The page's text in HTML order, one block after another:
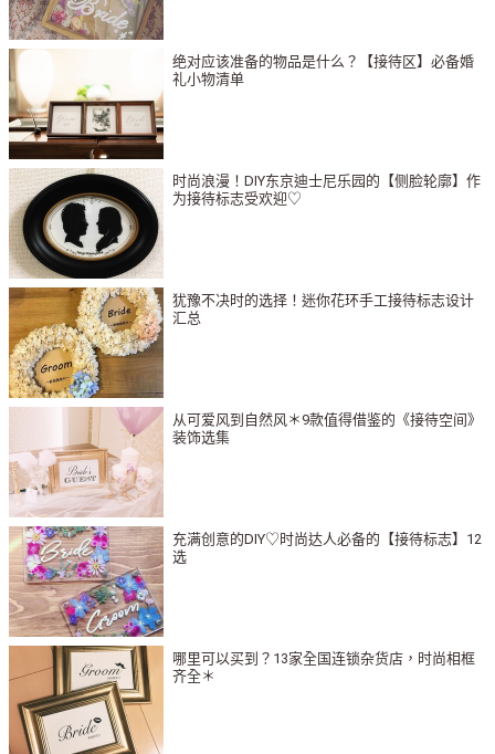
绝对应该准备的物品是什么？【接待区】必备婚
礼小物清单
时尚浪漫！DIY东京迪士尼乐园的【侧脸轮廓】作
为接待标志受欢迎♡
犹豫不决时的选择！迷你花环手工接待标志设计
汇总
从可爱风到自然风＊9款值得借鉴的《接待空间》
装饰选集
充满创意的DIY♡时尚达人必备的【接待标志】12
选
哪里可以买到？13家全国连锁杂货店，时尚相框
齐全＊